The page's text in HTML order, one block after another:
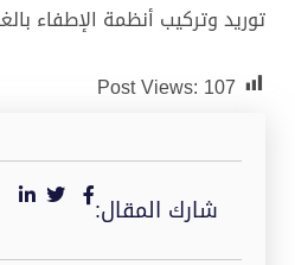
توريد وتركيب أنظمة الإطفاء بالغاز 2023
Post Views:107
شارك المقال: